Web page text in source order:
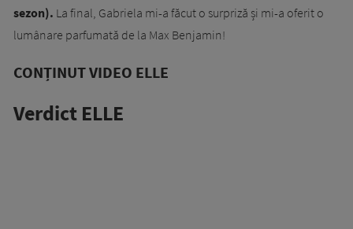
sezon). La final, Gabriela mi-a făcut o surpriză și mi-a oferit o
lumânare parfumată de la Max Benjamin!
CONȚINUT VIDEO ELLE
Verdict ELLE